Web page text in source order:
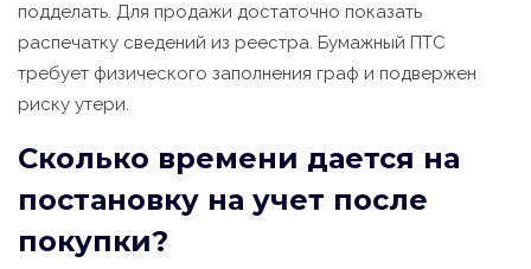
подделать. Для продажи достаточно показать
распечатку сведений из реестра. Бумажный ПТС
требует физического заполнения граф и подвержен
риску утери.
Сколько времени дается на
постановку на учет после
покупки?